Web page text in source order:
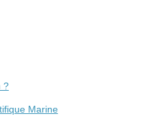
?
Marine